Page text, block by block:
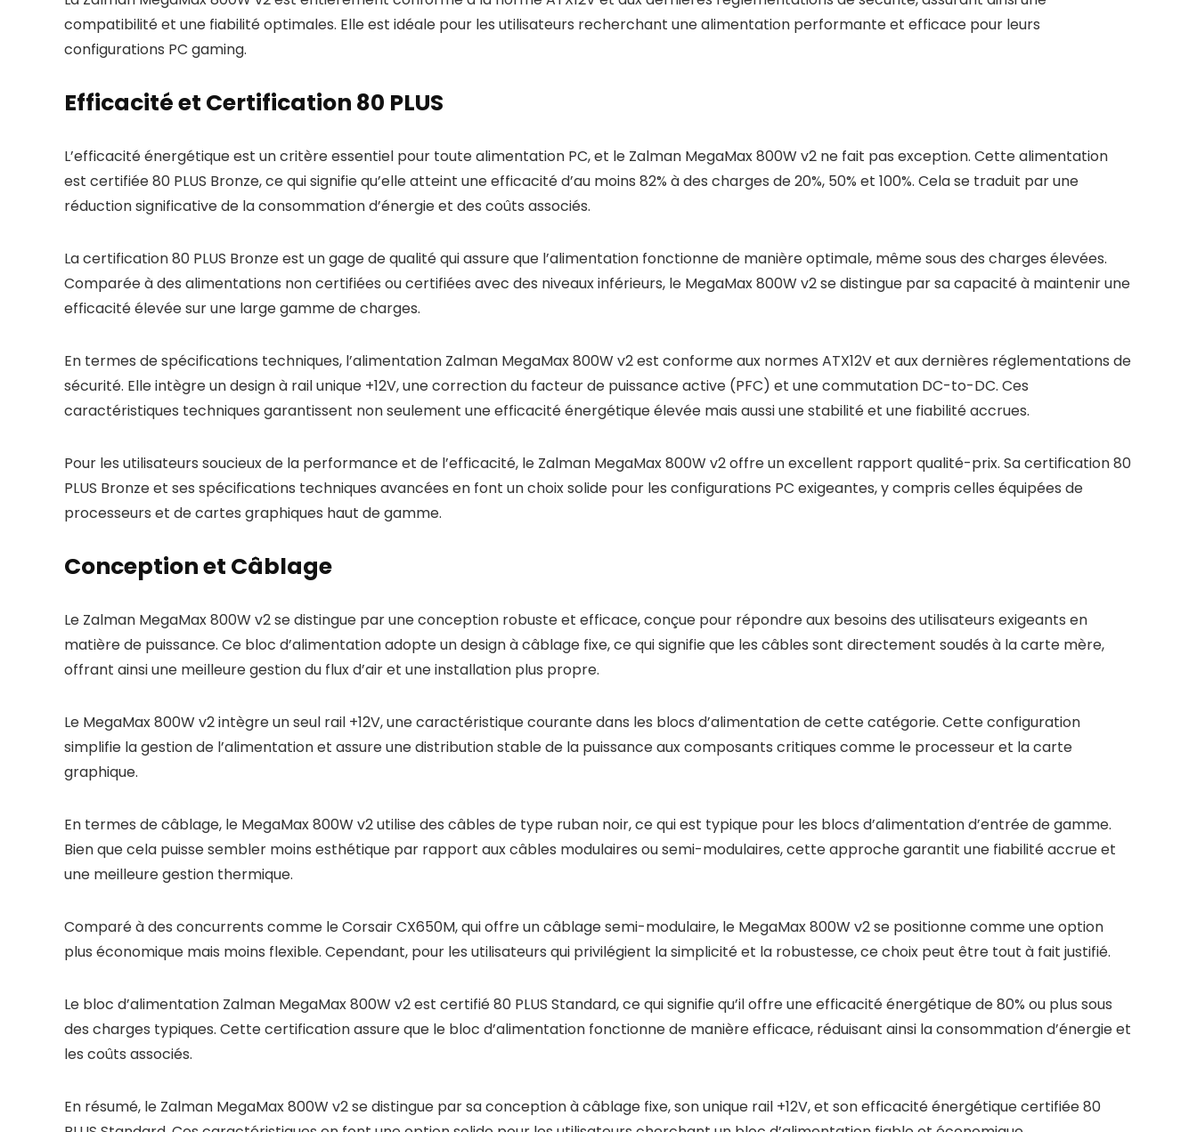
compatibilité et une fiabilité optimales. Elle est idéale pour les utilisateurs recherchant une alimentation performante et efficace pour leurs
configurations PC gaming.
Efficacité et Certification 80 PLUS
L’efficacité énergétique est un critère essentiel pour toute alimentation PC, et le Zalman MegaMax 800W v2 ne fait pas exception. Cette alimentation
est certifiée 80 PLUS Bronze, ce qui signifie qu’elle atteint une efficacité d’au moins 82% à des charges de 20%, 50% et 100%. Cela se traduit par une
réduction significative de la consommation d’énergie et des coûts associés.
La certification 80 PLUS Bronze est un gage de qualité qui assure que l’alimentation fonctionne de manière optimale, même sous des charges élevées.
Comparée à des alimentations non certifiées ou certifiées avec des niveaux inférieurs, le MegaMax 800W v2 se distingue par sa capacité à maintenir une
efficacité élevée sur une large gamme de charges.
En termes de spécifications techniques, l’alimentation Zalman MegaMax 800W v2 est conforme aux normes ATX12V et aux dernières réglementations de
sécurité. Elle intègre un design à rail unique +12V, une correction du facteur de puissance active (PFC) et une commutation DC-to-DC. Ces
caractéristiques techniques garantissent non seulement une efficacité énergétique élevée mais aussi une stabilité et une fiabilité accrues.
Pour les utilisateurs soucieux de la performance et de l’efficacité, le Zalman MegaMax 800W v2 offre un excellent rapport qualité-prix. Sa certification 80
PLUS Bronze et ses spécifications techniques avancées en font un choix solide pour les configurations PC exigeantes, y compris celles équipées de
processeurs et de cartes graphiques haut de gamme.
Conception et Câblage
Le Zalman MegaMax 800W v2 se distingue par une conception robuste et efficace, conçue pour répondre aux besoins des utilisateurs exigeants en
matière de puissance. Ce bloc d’alimentation adopte un design à câblage fixe, ce qui signifie que les câbles sont directement soudés à la carte mère,
offrant ainsi une meilleure gestion du flux d’air et une installation plus propre.
Le MegaMax 800W v2 intègre un seul rail +12V, une caractéristique courante dans les blocs d’alimentation de cette catégorie. Cette configuration
simplifie la gestion de l’alimentation et assure une distribution stable de la puissance aux composants critiques comme le processeur et la carte
graphique.
En termes de câblage, le MegaMax 800W v2 utilise des câbles de type ruban noir, ce qui est typique pour les blocs d’alimentation d’entrée de gamme.
Bien que cela puisse sembler moins esthétique par rapport aux câbles modulaires ou semi-modulaires, cette approche garantit une fiabilité accrue et
une meilleure gestion thermique.
Comparé à des concurrents comme le Corsair CX650M, qui offre un câblage semi-modulaire, le MegaMax 800W v2 se positionne comme une option
plus économique mais moins flexible. Cependant, pour les utilisateurs qui privilégient la simplicité et la robustesse, ce choix peut être tout à fait justifié.
Le bloc d’alimentation Zalman MegaMax 800W v2 est certifié 80 PLUS Standard, ce qui signifie qu’il offre une efficacité énergétique de 80% ou plus sous
des charges typiques. Cette certification assure que le bloc d’alimentation fonctionne de manière efficace, réduisant ainsi la consommation d’énergie et
les coûts associés.
En résumé, le Zalman MegaMax 800W v2 se distingue par sa conception à câblage fixe, son unique rail +12V, et son efficacité énergétique certifiée 80